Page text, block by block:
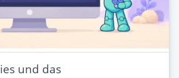
und das